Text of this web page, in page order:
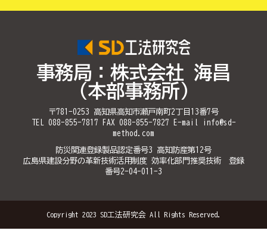
事務局：株式会社 海昌
（本部事務所）
〒781-0253 高知県高知市瀬戸南町2丁目13番7号
TEL 088-855-7817 FAX 088-855-7827 E-mail info@sd-
method.com
防災関連登録製品認定番号3 高知防産第12号
広島県建設分野の革新技術活用制度 効率化部門推奨技術 登録
番号2-04-011-3
Copyright 2023 SD工法研究会 All Rights Reserved.